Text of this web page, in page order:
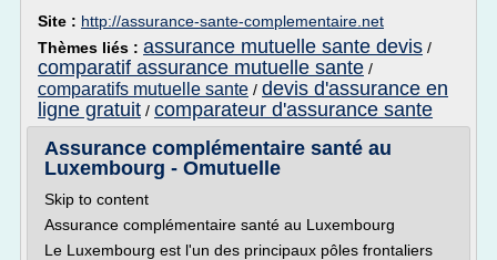
Site : http://assurance-sante-complementaire.net
Thèmes liés : assurance mutuelle sante devis /
comparatif assurance mutuelle sante /
comparatifs mutuelle sante / devis d'assurance en
ligne gratuit / comparateur d'assurance sante
Assurance complémentaire santé au
Luxembourg - Omutuelle
Skip to content
Assurance complémentaire santé au Luxembourg
Le Luxembourg est l'un des principaux pôles frontaliers